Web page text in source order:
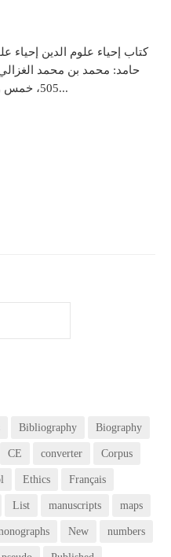
كتاب إحياء علوم الدين إحياء
حامد: محمد بن محمد
505، خمس وخمسمائة. وهو: من أجل كتب المو...
Bibliography Biography
CE converter Corpus
Ethics Français
List manuscripts maps
New numbers